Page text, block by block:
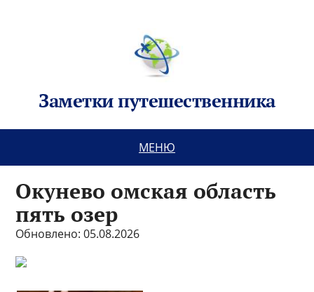
Заметки путешественника
МЕНЮ
Окунево омская область
пять озер
Обновлено: 05.08.2026